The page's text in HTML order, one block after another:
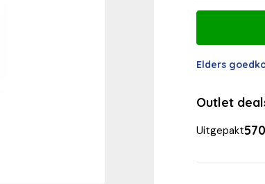
Elders
Outlet
Uitgepakt